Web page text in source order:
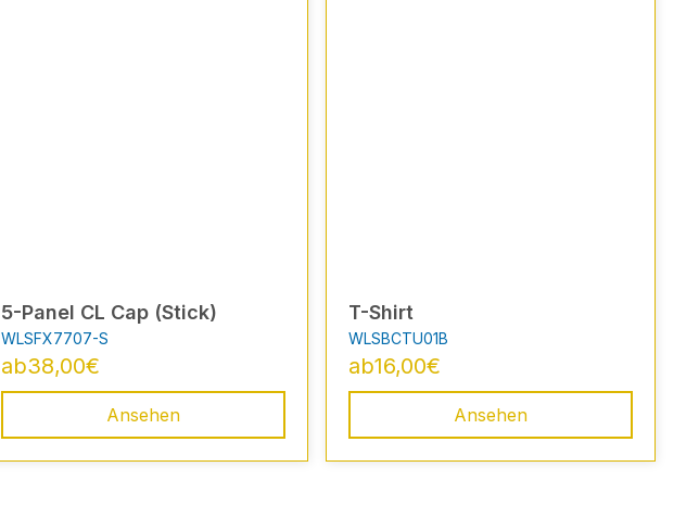
5-Panel CL Cap (Stick)
WLSFX7707-S
ab38,00€
Ansehen
T-Shirt
WLSBCTU01B
ab16,00€
Ansehen